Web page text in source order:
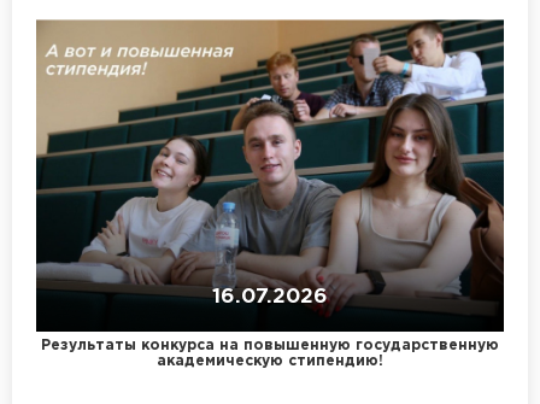
16.07.2026
Результаты конкурса на повышенную государственную
академическую стипендию!